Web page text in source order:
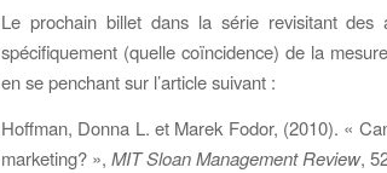
Le prochain billet dans la série revisitant des
spécifiquement (quelle coïncidence) de la
en se penchant sur l’article suivant :
Hoffman, Donna L. et Marek Fodor, (2010). «
marketing? », MIT Sloan Management Review,